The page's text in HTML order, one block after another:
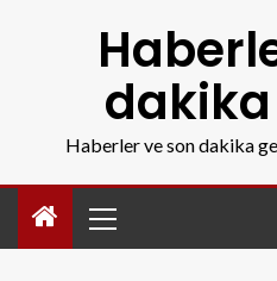
Haberler ve son dakika